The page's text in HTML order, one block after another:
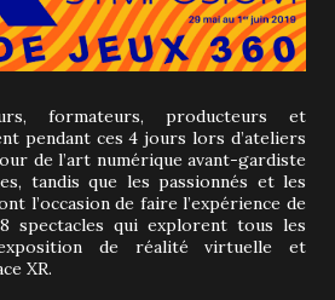
formateurs, producteurs et
pendant ces 4 jours lors d’ateliers
de l’art numérique avant-gardiste
tandis que les passionnés et les
l’occasion de faire l’expérience de
spectacles qui explorent tous les
de réalité virtuelle et
XR.